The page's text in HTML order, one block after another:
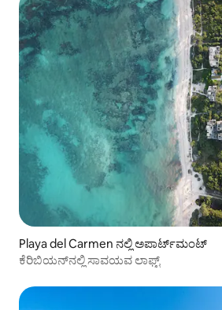
Playa del Carmen ನಲ್ಲಿ ಅಪಾರ್ಟ್‌ಮಂಟ್
ಕೆರಿಬಿಯನ್‌ನಲ್ಲಿ ಸಾವಯವ ಲಾಫ್ಟ್